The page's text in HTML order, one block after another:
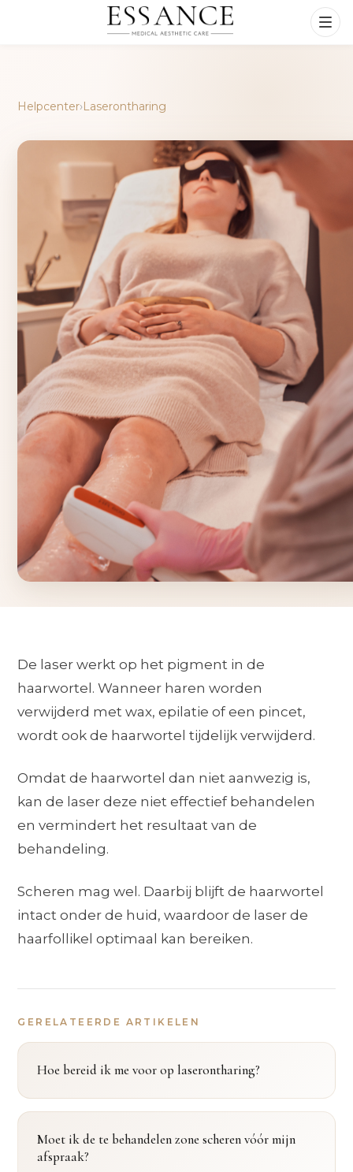
Helpcenter›Laserontharing
De laser werkt op het pigment in de
haarwortel. Wanneer haren worden
verwijderd met wax, epilatie of een pincet,
wordt ook de haarwortel tijdelijk verwijderd.
Omdat de haarwortel dan niet aanwezig is,
kan de laser deze niet effectief behandelen
en vermindert het resultaat van de
behandeling.
Scheren mag wel. Daarbij blijft de haarwortel
intact onder de huid, waardoor de laser de
haarfollikel optimaal kan bereiken.
GERELATEERDE ARTIKELEN
Hoe bereid ik me voor op laserontharing?
Moet ik de te behandelen zone scheren vóór mijn
afspraak?